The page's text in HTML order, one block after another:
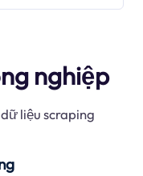
nghiệp
liệu scraping